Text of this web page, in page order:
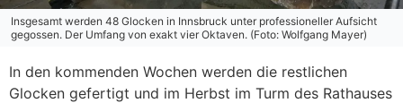
Insgesamt werden 48 Glocken in Innsbruck unter professioneller Aufsicht
gegossen. Der Umfang von exakt vier Oktaven. (Foto: Wolfgang Mayer)
In den kommenden Wochen werden die restlichen
Glocken gefertigt und im Herbst im Turm des Rathauses